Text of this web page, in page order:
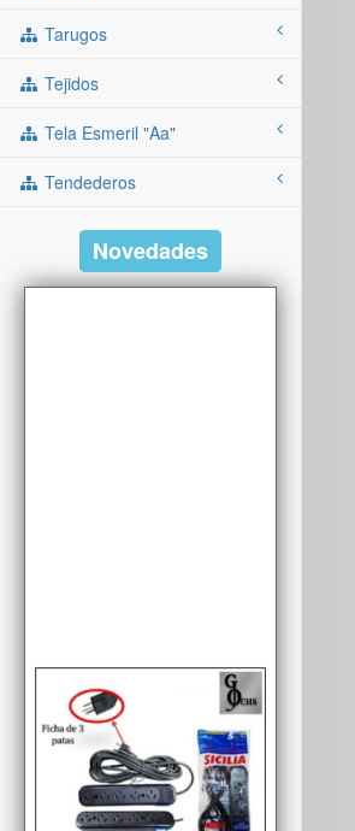
Tarugos
Tejidos
Tela Esmeril "aa"
Tendederos
Novedades